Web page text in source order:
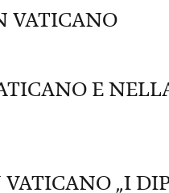
VATICANO
E
„I